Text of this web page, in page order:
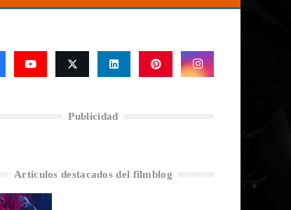
Publicidad
Artículos destacados del filmblog